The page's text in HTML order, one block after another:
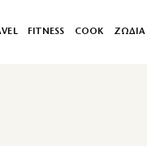
FITNESS COOK ΖΩΔΙΑ